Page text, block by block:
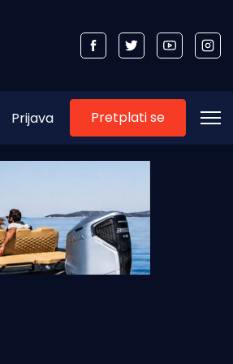
Prijava Pretplati se